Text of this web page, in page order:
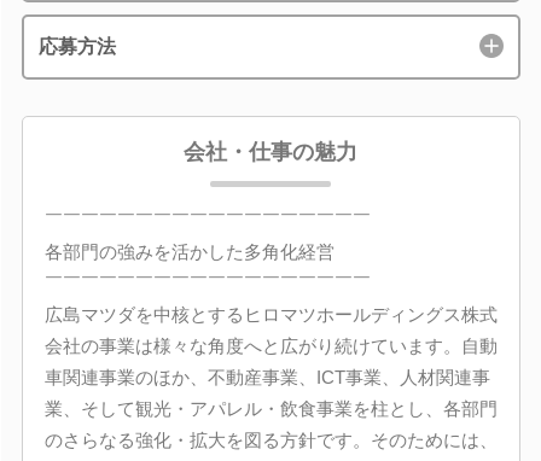
応募方法
会社・仕事の魅力
￣￣￣￣￣￣￣￣￣￣￣￣￣￣￣￣￣￣
各部門の強みを活かした多角化経営
￣￣￣￣￣￣￣￣￣￣￣￣￣￣￣￣￣￣
広島マツダを中核とするヒロマツホールディングス株式
会社の事業は様々な角度へと広がり続けています。自動
車関連事業のほか、不動産事業、ICT事業、人材関連事
業、そして観光・アパレル・飲食事業を柱とし、各部門
のさらなる強化・拡大を図る方針です。そのためには、